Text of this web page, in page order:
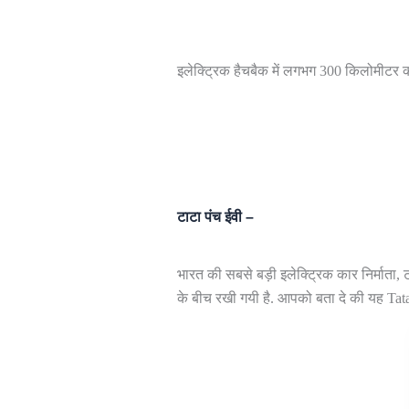
इलेक्ट्रिक हैचबैक में लगभग 300 किलोमीटर
टाटा पंच ईवी –
भारत की सबसे बड़ी इलेक्ट्रिक कार
के बीच रखी गयी है. आपको बता दे की यह